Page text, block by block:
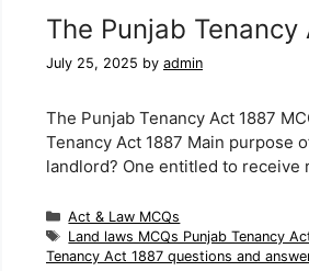
The Punjab
July 25, 2025 by admin
The Punjab Tenancy Act 1887
Tenancy Act 1887 Main purpose
landlord? One entitled to
Categories
Act & Law MCQs
Tags
Land laws MCQs Punjab Tenancy
Tenancy Act 1887 questions and